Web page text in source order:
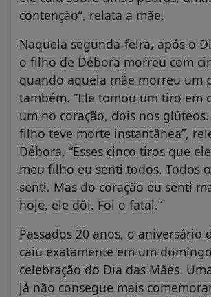
contenção”, relata a mãe.
Naquela segunda-feira, após o
o filho de Débora morreu com
quando aquela mãe morreu um
também. “Ele tomou um tiro em
um no coração, dois nos
filho teve morte instantânea”,
Débora. “Esses cinco tiros que
meu filho eu senti todos. Todos
senti. Mas do coração eu senti
hoje, ele dói. Foi o fatal.”
Passados 20 anos, o aniversário
caiu exatamente em um
celebração do Dia das Mães.
já não consegue mais